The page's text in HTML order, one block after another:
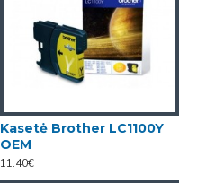
Kasetė Brother LC1100Y
OEM
11.40€